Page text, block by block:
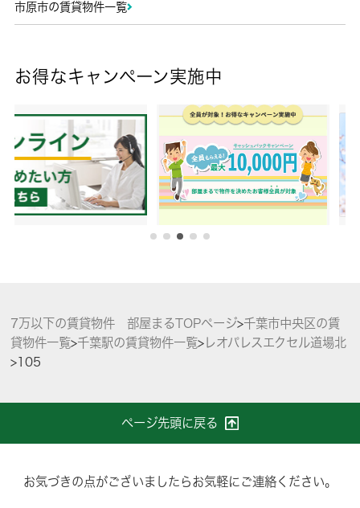
市原市の賃貸物件一覧
お得なキャンペーン実施中
7万以下の賃貸物件 部屋まるTOPページ>千葉市中央区の賃
貸物件一覧>千葉駅の賃貸物件一覧>レオパレスエクセル道場北
>105
ページ先頭に戻る
お気づきの点がございましたらお気軽にご連絡ください。